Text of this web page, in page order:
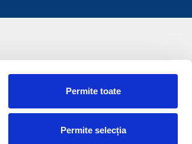
Permite toate
Permite selecția